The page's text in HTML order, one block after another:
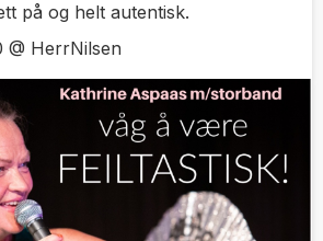
på og helt autentisk.
@ HerrNilsen